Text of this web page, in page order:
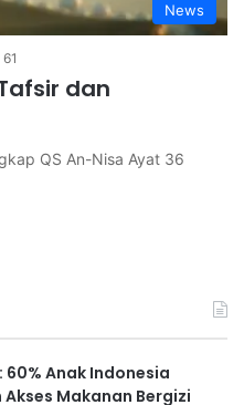
News
61
dan
QS An-Nisa Ayat 36
60% Anak Indonesia
Makanan Bergizi